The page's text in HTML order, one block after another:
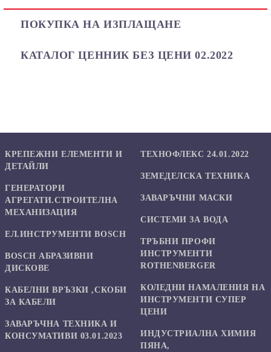
ПОКУПКА НА ИЗПЛАЩАНЕ
КАТАЛОГ ЦЕННИК БЕЗ ЦЕНИ 02.2022
КРЕПЕЖНИ ЕЛЕМЕНТИ И
ДЕТАЙЛИ
ГЕНЕРАТОРИ
АГРЕГАТИ.СТРОИТЕЛНА
МЕХАНИЗАЦИЯ
ЕЛ.ИНСТРУМЕНТИ BOSCH
BOSCH АБРАЗИВНИ
ДИСКОВЕ
КАБЕЛНИ ВРЪЗКИ ,СКОБИ
ЗА КАБЕЛИ
ЗАВАРЪЧНА ТЕХНИКА И
КОНСУМАТИВИ 03.01.2023
ТЕХНОФЛЕКС 24.01.2022
ЗЕМЕДЕЛСКА ТЕХНИКА
ЗАВАРЪЧНИ МАСКИ
СИСТЕМИ ЗА ВОДА
ТРЪБНИ ПРОФИ
ИНСТРУМЕНТИ
ROTHENBERGER
КОЛЕДНИ НАМАЛЕНИЯ НА
ИНСТРУМЕНТИ СУПЕР
ЦЕНИ
ИНДУСТРИАЛНА ХИМИЯ
ПЯНА,